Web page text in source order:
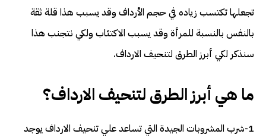
تجعلها تكتسب زياده في حجم الأرداف وقد يسبب هذا قلة ثقة
بالنفس بالنسبة للمرأة وقد يسبب الاكتئاب ولكي نتجنب هذا
سنذكر لكي أبرز الطرق لتنحيف الارداف.
ما هي أبرز الطرق لتنحيف الارداف؟
1-شرب المشروبات الجيدة التي تساعد علي تنحيف الارداف يوجد